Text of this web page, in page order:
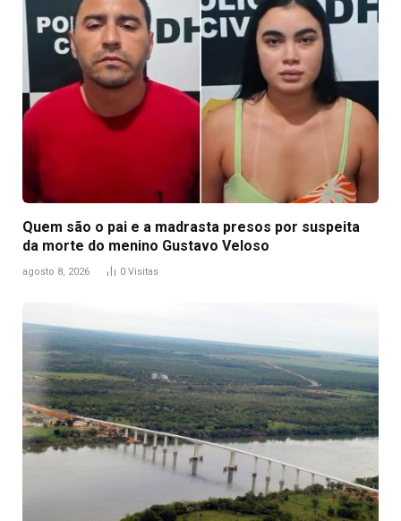
Quem são o pai e a madrasta presos por suspeita
da morte do menino Gustavo Veloso
agosto 8, 2026 0 Visitas